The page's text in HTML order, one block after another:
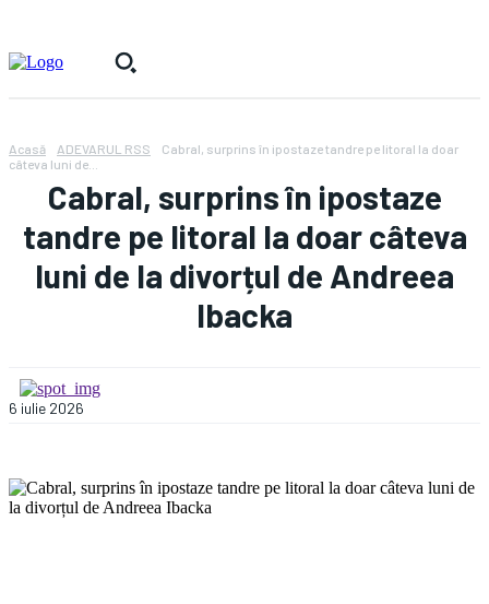
Acasă ADEVARUL RSS
Cabral, surprins în ipostaze tandre pe litoral la doar
câteva luni de...
Cabral, surprins în ipostaze
tandre pe litoral la doar câteva
luni de la divorțul de Andreea
Ibacka
6 iulie 2026